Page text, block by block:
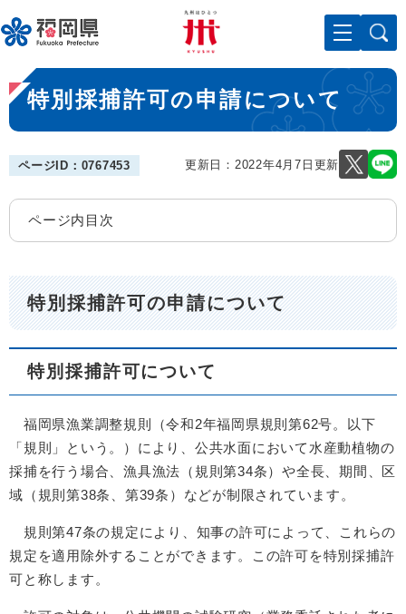
ー
ジ
先
頭
で
メニューを飛ばして本文へ
本
文
特別採捕許可の申請について
ページID：0767453 更新日：2022年4月7日更新
ページ内目次
特別採捕許可の申請について
特別採捕許可について
福岡県漁業調整規則（令和2年福岡県規則第62号。以下
「規則」という。）により、公共水面において水産動植物の
採捕を行う場合、漁具漁法（規則第34条）や全長、期間、区
域（規則第38条、第39条）などが制限されています。
規則第47条の規定により、知事の許可によって、これらの
規定を適用除外することができます。この許可を特別採捕許
可と称します。